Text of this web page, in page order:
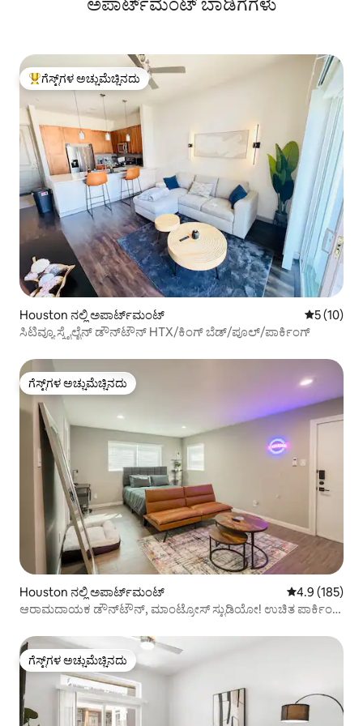
ಗೆಸ್ಟ್‌ಗಳಿಗೆ ಅತಿ ಹೆಚ್ಚು ಅಚ್ಚುಮೆಚ್ಚಿನದು
ಗೆಸ್ಟ್‌ಗಳ ಅಚ್ಚುಮೆಚ್ಚಿನದು
Houston ನಲ್ಲಿ ಅಪಾರ್ಟ್‌ಮಂಟ್ 5 ರಲ್ಲಿ 5
5 (10)
ಸಿಟಿವ್ಯೂ ಸ್ಕೈಲೈನ್ ಡೌನ್‌ಟೌನ್ HTX/ಕಿಂಗ್ ಬೆಡ್/ಪೂಲ್/ಪಾರ್ಕಿಂಗ್
ಗೆಸ್ಟ್‌ಗಳ ಅಚ್ಚುಮೆಚ್ಚಿನದು
ಗೆಸ್ಟ್‌ಗಳ ಅಚ್ಚುಮೆಚ್ಚಿನದು
Houston ನಲ್ಲಿ ಅಪಾರ್ಟ್‌ಮಂಟ್ 5 ರಲ್ಲಿ 4.9
4.9 (185)
ಆರಾಮದಾಯಕ ಡೌನ್‌ಟೌನ್, ಮಾಂಟ್ರೋಸ್ ಸ್ಟುಡಿಯೋ! ಉಚಿತ ಪಾರ್ಕಿಂಗ್
ಗೆಸ್ಟ್‌ಗಳ ಅಚ್ಚುಮೆಚ್ಚಿನದು
ಗೆಸ್ಟ್‌ಗಳ ಅಚ್ಚುಮೆಚ್ಚಿನದು